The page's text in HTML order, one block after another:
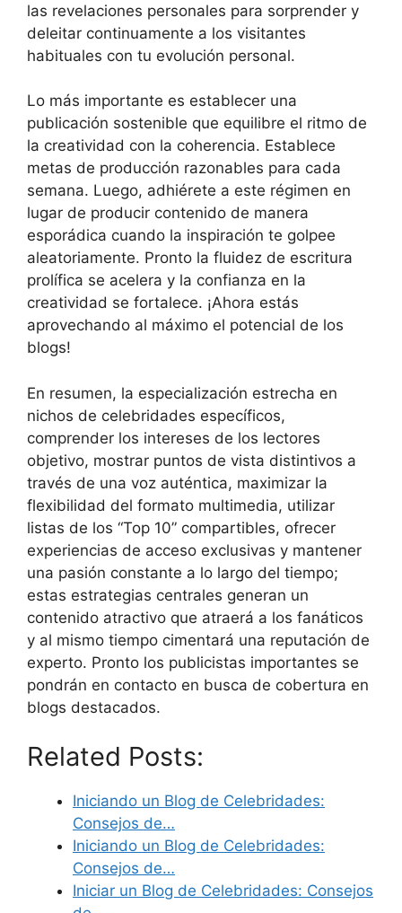
las revelaciones personales para sorprender y
deleitar continuamente a los visitantes
habituales con tu evolución personal.
Lo más importante es establecer una
publicación sostenible que equilibre el ritmo de
la creatividad con la coherencia. Establece
metas de producción razonables para cada
semana. Luego, adhiérete a este régimen en
lugar de producir contenido de manera
esporádica cuando la inspiración te golpee
aleatoriamente. Pronto la fluidez de escritura
prolífica se acelera y la confianza en la
creatividad se fortalece. ¡Ahora estás
aprovechando al máximo el potencial de los
blogs!
En resumen, la especialización estrecha en
nichos de celebridades específicos,
comprender los intereses de los lectores
objetivo, mostrar puntos de vista distintivos a
través de una voz auténtica, maximizar la
flexibilidad del formato multimedia, utilizar
listas de los “Top 10” compartibles, ofrecer
experiencias de acceso exclusivas y mantener
una pasión constante a lo largo del tiempo;
estas estrategias centrales generan un
contenido atractivo que atraerá a los fanáticos
y al mismo tiempo cimentará una reputación de
experto. Pronto los publicistas importantes se
pondrán en contacto en busca de cobertura en
blogs destacados.
Related Posts:
Iniciando un Blog de Celebridades:
Consejos de…
Iniciando un Blog de Celebridades:
Consejos de…
Iniciar un Blog de Celebridades: Consejos